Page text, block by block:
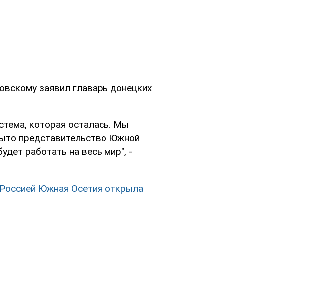
заявил главарь донецких
которая осталась. Мы
представительство Южной
работать на весь мир", -
Южная Осетия открыла